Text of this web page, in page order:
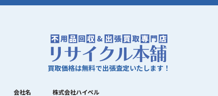
買取価格は無料で出張査定いたします！
会社名
株式会社ハイペル